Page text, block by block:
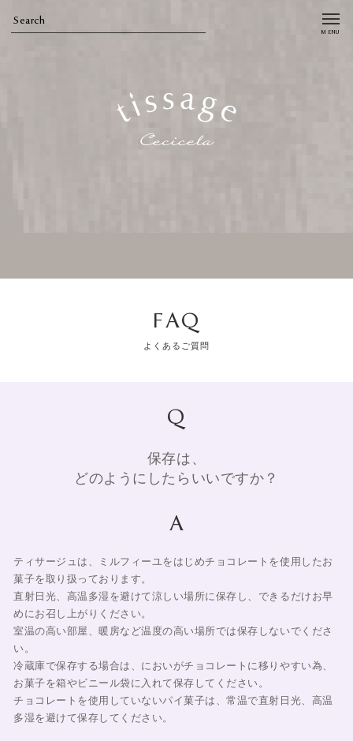
FAQ
よくあるご質問
Q
保存は、
どのようにしたらいいですか？
A
ティサージュは、ミルフィーユをはじめチョコレートを使用したお
菓子を取り扱っております。
直射日光、高温多湿を避けて涼しい場所に保存し、できるだけお早
めにお召し上がりください。
室温の高い部屋、暖房など温度の高い場所では保存しないでくださ
い。
冷蔵庫で保存する場合は、においがチョコレートに移りやすい為、
お菓子を箱やビニール袋に入れて保存してください。
チョコレートを使用していないパイ菓子は、常温で直射日光、高温
多湿を避けて保存してください。